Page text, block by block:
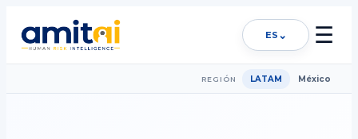
ES ⌄ ☰
REGIÓN LATAM México